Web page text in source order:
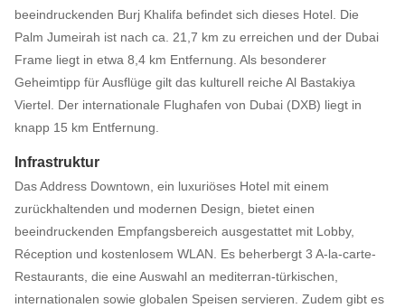
beeindruckenden Burj Khalifa befindet sich dieses Hotel. Die
Palm Jumeirah ist nach ca. 21,7 km zu erreichen und der Dubai
Frame liegt in etwa 8,4 km Entfernung. Als besonderer
Geheimtipp für Ausflüge gilt das kulturell reiche Al Bastakiya
Viertel. Der internationale Flughafen von Dubai (DXB) liegt in
knapp 15 km Entfernung.
Infrastruktur
Das Address Downtown, ein luxuriöses Hotel mit einem
zurückhaltenden und modernen Design, bietet einen
beeindruckenden Empfangsbereich ausgestattet mit Lobby,
Réception und kostenlosem WLAN. Es beherbergt 3 A-la-carte-
Restaurants, die eine Auswahl an mediterran-türkischen,
internationalen sowie globalen Speisen servieren. Zudem gibt es